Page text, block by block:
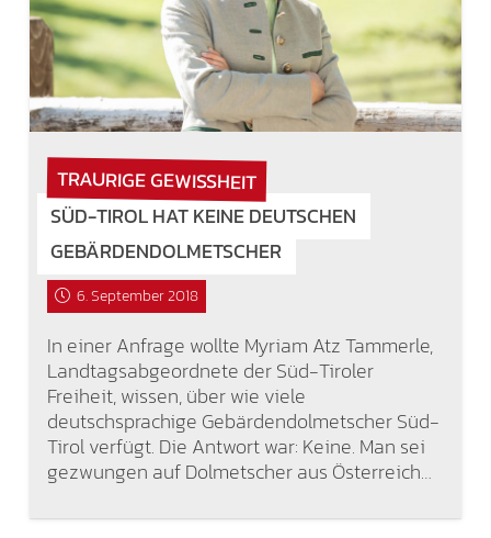
TRAURIGE GEWISSHEIT
SÜD-TIROL HAT KEINE DEUTSCHEN
GEBÄRDENDOLMETSCHER
6. September 2018
In einer Anfrage wollte Myriam Atz Tammerle,
Landtagsabgeordnete der Süd-Tiroler
Freiheit, wissen, über wie viele
deutschsprachige Gebärdendolmetscher Süd-
Tirol verfügt. Die Antwort war: Keine. Man sei
gezwungen auf Dolmetscher aus Österreich…